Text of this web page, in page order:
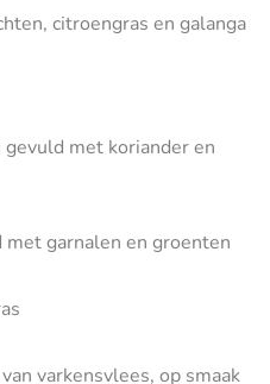
citroengras en galanga
met koriander en
garnalen en groenten
varkensvlees, op smaak